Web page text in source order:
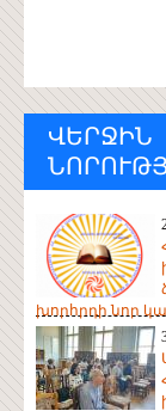
ՎԵՐՋԻՆ
խորհրդի նոր